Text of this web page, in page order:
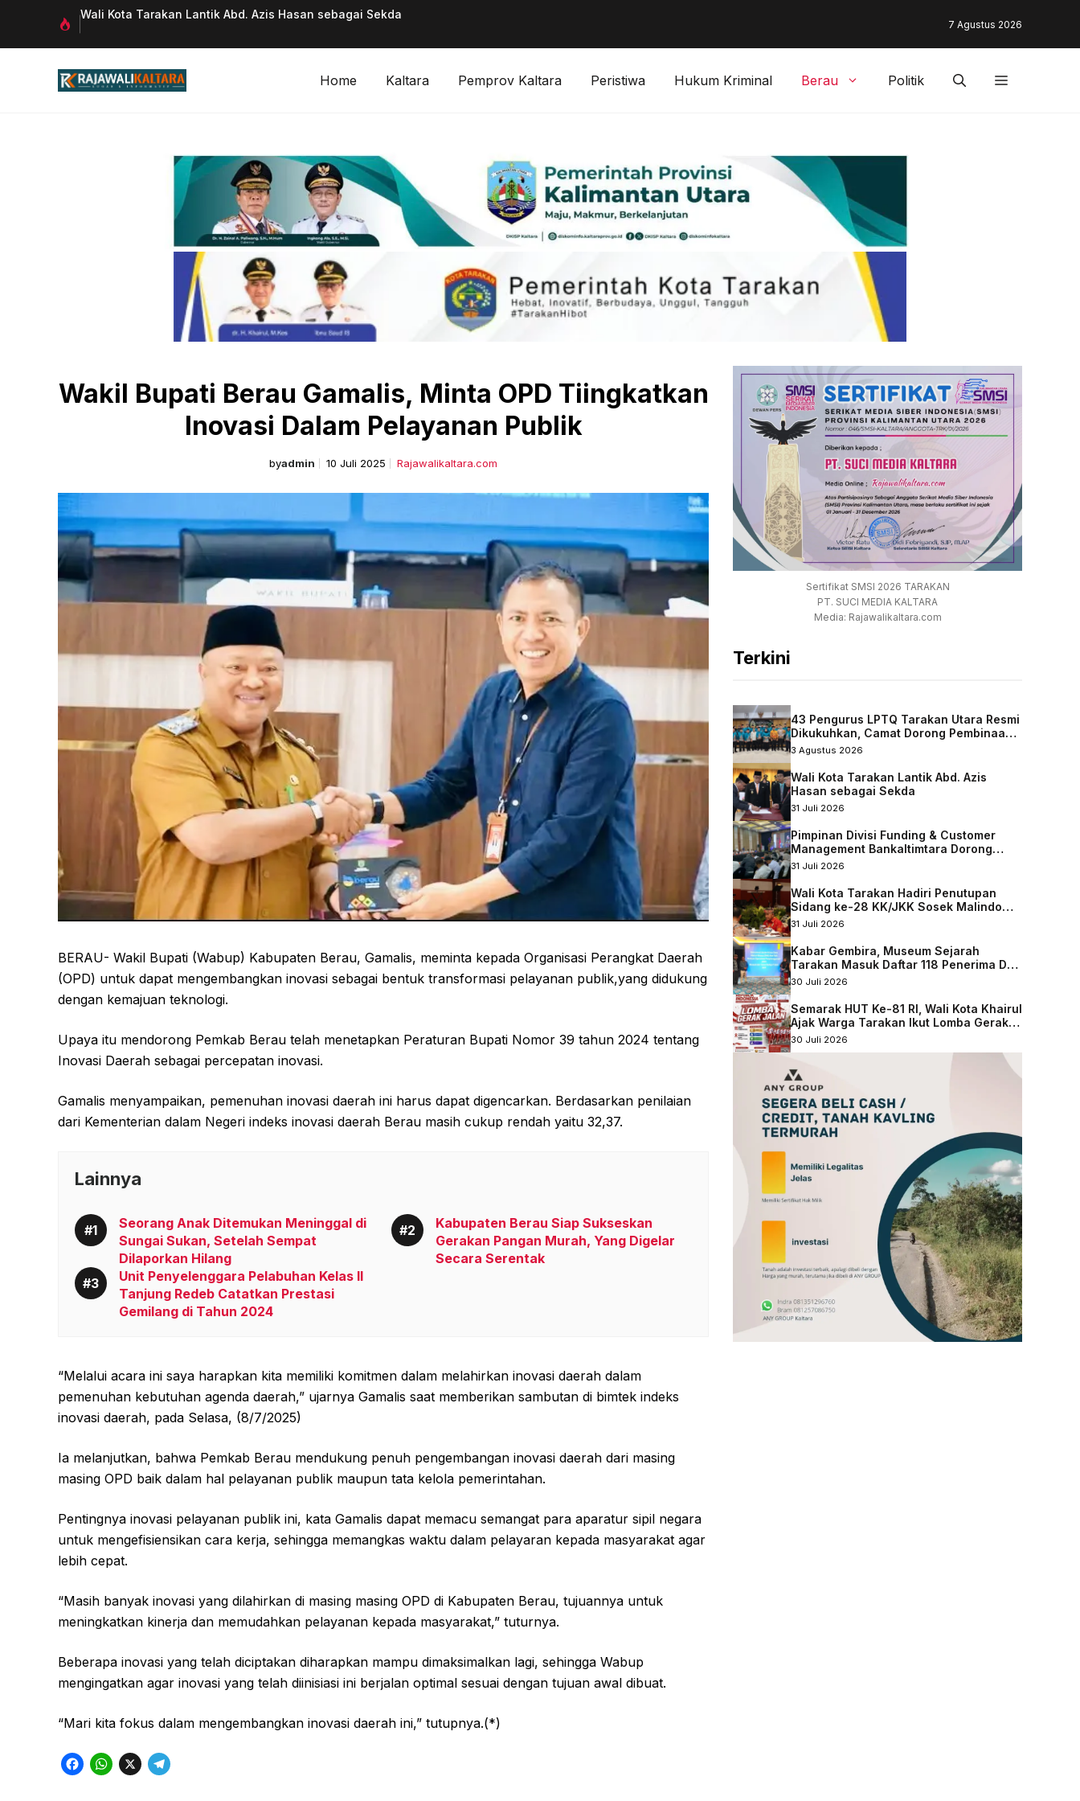
isi
Wali Kota Tarakan Lantik Abd. Azis Hasan sebagai Sekda
7 Agustus 2026
Home Kaltara Pemprov Kaltara Peristiwa Hukum Kriminal Berau Politik
Wakil Bupati Berau Gamalis, Minta OPD Tiingkatkan
Inovasi Dalam Pelayanan Publik
byadmin 10 Juli 2025 Rajawalikaltara.com
BERAU- Wakil Bupati (Wabup) Kabupaten Berau, Gamalis, meminta kepada Organisasi Perangkat Daerah
(OPD) untuk dapat mengembangkan inovasi sebagai bentuk transformasi pelayanan publik,yang didukung
dengan kemajuan teknologi.
Upaya itu mendorong Pemkab Berau telah menetapkan Peraturan Bupati Nomor 39 tahun 2024 tentang
Inovasi Daerah sebagai percepatan inovasi.
Gamalis menyampaikan, pemenuhan inovasi daerah ini harus dapat digencarkan. Berdasarkan penilaian
dari Kementerian dalam Negeri indeks inovasi daerah Berau masih cukup rendah yaitu 32,37.
Lainnya
Seorang Anak Ditemukan Meninggal di
Sungai Sukan, Setelah Sempat
Dilaporkan Hilang
Kabupaten Berau Siap Sukseskan
Gerakan Pangan Murah, Yang Digelar
Secara Serentak
Unit Penyelenggara Pelabuhan Kelas II
Tanjung Redeb Catatkan Prestasi
Gemilang di Tahun 2024
“Melalui acara ini saya harapkan kita memiliki komitmen dalam melahirkan inovasi daerah dalam
pemenuhan kebutuhan agenda daerah,” ujarnya Gamalis saat memberikan sambutan di bimtek indeks
inovasi daerah, pada Selasa, (8/7/2025)
Ia melanjutkan, bahwa Pemkab Berau mendukung penuh pengembangan inovasi daerah dari masing
masing OPD baik dalam hal pelayanan publik maupun tata kelola pemerintahan.
Pentingnya inovasi pelayanan publik ini, kata Gamalis dapat memacu semangat para aparatur sipil negara
untuk mengefisiensikan cara kerja, sehingga memangkas waktu dalam pelayaran kepada masyarakat agar
lebih cepat.
“Masih banyak inovasi yang dilahirkan di masing masing OPD di Kabupaten Berau, tujuannya untuk
meningkatkan kinerja dan memudahkan pelayanan kepada masyarakat,” tuturnya.
Beberapa inovasi yang telah diciptakan diharapkan mampu dimaksimalkan lagi, sehingga Wabup
mengingatkan agar inovasi yang telah diinisiasi ini berjalan optimal sesuai dengan tujuan awal dibuat.
“Mari kita fokus dalam mengembangkan inovasi daerah ini,” tutupnya.(*)
F
W
X
T
Sertifikat SMSI 2026 TARAKAN
PT. SUCI MEDIA KALTARA
Media: Rajawalikaltara.com
Terkini
43 Pengurus LPTQ Tarakan Utara Resmi
Dikukuhkan, Camat Dorong Pembinaan
Qurani Berkelanjutan
3 Agustus 2026
Wali Kota Tarakan Lantik Abd. Azis
Hasan sebagai Sekda
31 Juli 2026
Pimpinan Divisi Funding & Customer
Management Bankaltimtara Dorong
Percepatan Digitalisasi Keuangan di
31 Juli 2026
Wali Kota Tarakan Hadiri Penutupan
Sidang ke-28 KK/JKK Sosek Malindo
Tingkat Kaltara–Sabah
31 Juli 2026
Kabar Gembira, Museum Sejarah
Tarakan Masuk Daftar 118 Penerima DAK
Nonfisik 2027
30 Juli 2026
Semarak HUT Ke-81 RI, Wali Kota Khairul
Ajak Warga Tarakan Ikut Lomba Gerak
Jalan
30 Juli 2026